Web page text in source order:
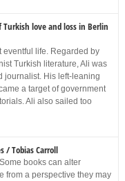
Turkish love and loss in Berlin
eventful life. Regarded by
Turkish literature, Ali was
journalist. His left-leaning
a target of government
Ali also sailed too
/ Tobias Carroll
books can alter
from a perspective they may